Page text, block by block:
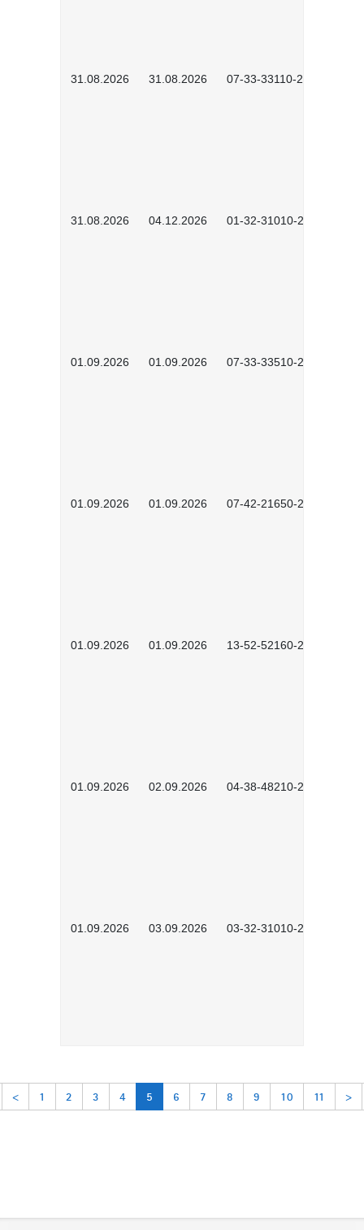
31.08.2026 31.08.2026 07-33-33110-2602
31.08.2026 04.12.2026 01-32-31010-2601
01.09.2026 01.09.2026 07-33-33510-2601
01.09.2026 01.09.2026 07-42-21650-2601
01.09.2026 01.09.2026 13-52-52160-2601
01.09.2026 02.09.2026 04-38-48210-2601
01.09.2026 03.09.2026 03-32-31010-2603
< 1 2 3 4 5 6 7 8 9 10 11 >